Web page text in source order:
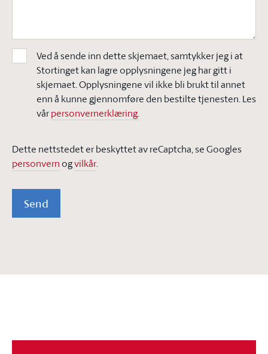
Ved å sende inn dette skjemaet, samtykker jeg i at
Stortinget kan lagre opplysningene jeg har gitt i
skjemaet. Opplysningene vil ikke bli brukt til annet
enn å kunne gjennomføre den bestilte tjenesten. Les
vårpersonvernerklæring.
Dette nettstedet er beskyttet av reCaptcha, se Googles
personvern ogvilkår.
Send